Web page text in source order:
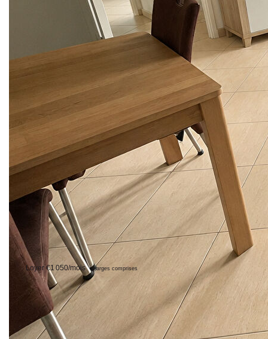
autoroute A4, centre-ville de Villiers, et 15 minutes à pied de
la gare RER E, venez découvrir ce bel appartement de trois
pièces comprenant : entrée avec placards, cuisine
indépendante, séjour ouvrant sur balcon, dégagement avec
placard, deux chambres, une salle de bains, WC séparé.
Vous bénéficiez également d'une place de stationnement
** Loyer 1050€/mois charges comprises dont charges
récupérables: /mois (Provisionnelles mensuelles avec
régularisation annuelle) | Honoraires charge locataire: 718€
TTC dont honoraires d'état des lieux: 166€ TTC | Dépôt de
garantie: 945.00€ .
Les informations sur les risques auxquels ce bien est
exposé sont disponibles sur le site Géorisques :
"www.georisques.gouv.fr".
**Loyer €1 050/mois charges comprises
dont charges récupérables: €105/mois (Provisionnelles mensuelles avec
régularisation annuelle) Honoraires charge locataire: €718 TTC dont honoraires
d'état des lieux: €166 TTC| Dépôt de garantie: €945 94350 VILLIERS SUR
MARNE |Surface habitable: 54.7m²